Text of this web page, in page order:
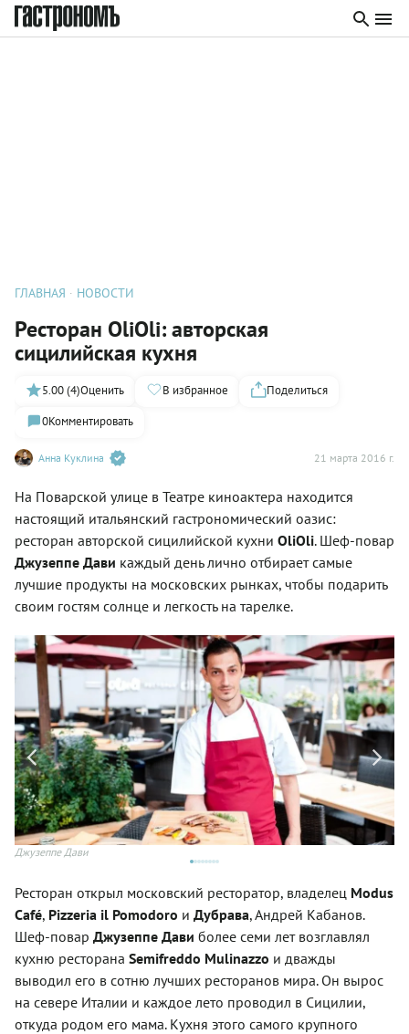
ГЛАВНАЯ НОВОСТИ
Ресторан OliOli: авторская
сицилийская кухня
Анна Куклина 21 марта 2016 г.
5.00 (4)Оценить В избранное
Поделиться
0Комментировать
На Поварской улице в Театре киноактера находится
настоящий итальянский гастрономический оазис:
ресторан авторской сицилийской кухни OliOli. Шеф-повар
Джузеппе Дави каждый день лично отбирает самые
лучшие продукты на московских рынках, чтобы подарить
своим гостям солнце и легкость на тарелке.
Джузеппе Дави
Ресторан открыл московский ресторатор, владелец Modus
Café, Pizzeria il Pomodoro и Дубрава, Андрей Кабанов.
Шеф-повар Джузеппе Дави более семи лет возглавлял
кухню ресторана Semifreddo Mulinazzo и дважды
выводил его в сотню лучших ресторанов мира. Он вырос
на севере Италии и каждое лето проводил в Сицилии,
откуда родом его мама. Кухня этого самого крупного